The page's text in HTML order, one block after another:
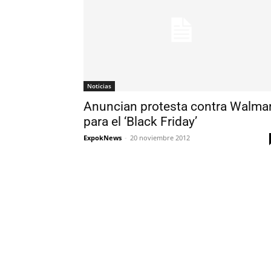
Noticias
Anuncian protesta contra
para el ‘Black Friday’
ExpokNews - 20 noviembre 2012